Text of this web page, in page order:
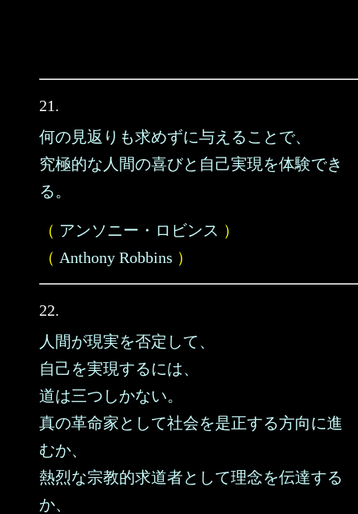
21.
何の見返りも求めずに与えることで、
究極的な人間の喜びと自己実現を体験でき
る。
（ アンソニー・ロビンス ）
（ Anthony Robbins ）
22.
人間が現実を否定して、
自己を実現するには、
道は三つしかない。
真の革命家として社会を是正する方向に進
むか、
熱烈な宗教的求道者として理念を伝達する
か、